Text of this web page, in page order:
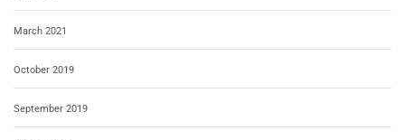
March 2021
October 2019
September 2019